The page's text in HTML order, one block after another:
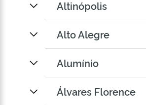
Altinópolis
Alto Alegre
Alumínio
Álvares Florence